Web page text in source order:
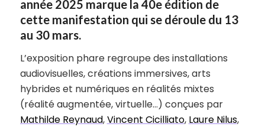
année 2025 marque la 40e édition de
cette manifestation qui se déroule du 13
au 30 mars.
L’exposition phare regroupe des installations
audiovisuelles, créations immersives, arts
hybrides et numériques en réalités mixtes
(réalité augmentée, virtuelle…) conçues par
Mathilde Reynaud,Vincent Cicilliato, Laure Nilus,